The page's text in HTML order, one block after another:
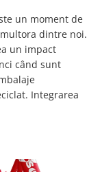
un moment de
dintre noi.
un impact
când sunt
Integrarea